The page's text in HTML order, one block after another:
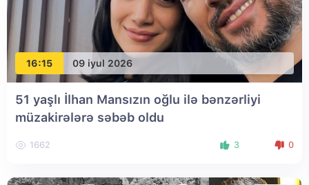
16:15 09 iyul 2026
51 yaşlı İlhan Mansızın oğlu ilə bənzərliyi
müzakirələrə səbəb oldu
1662 3 0